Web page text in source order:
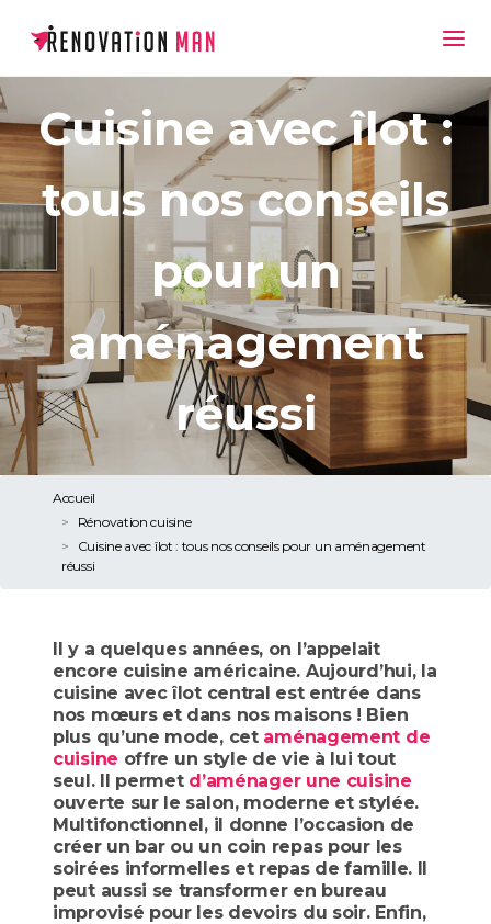
Cuisine avec îlot :
tous nos conseils
pour un
aménagement
réussi
Accueil
Rénovation cuisine
Cuisine avec îlot : tous nos conseils pour un aménagement
réussi
Il y a quelques années, on l’appelait
encore cuisine américaine. Aujourd’hui, la
cuisine avec îlot central est entrée dans
nos mœurs et dans nos maisons ! Bien
plus qu’une mode, cet aménagement de
cuisine offre un style de vie à lui tout
seul. Il permet d’aménager une cuisine
ouverte sur le salon, moderne et stylée.
Multifonctionnel, il donne l’occasion de
créer un bar ou un coin repas pour les
soirées informelles et repas de famille. Il
peut aussi se transformer en bureau
improvisé pour les devoirs du soir. Enfin,